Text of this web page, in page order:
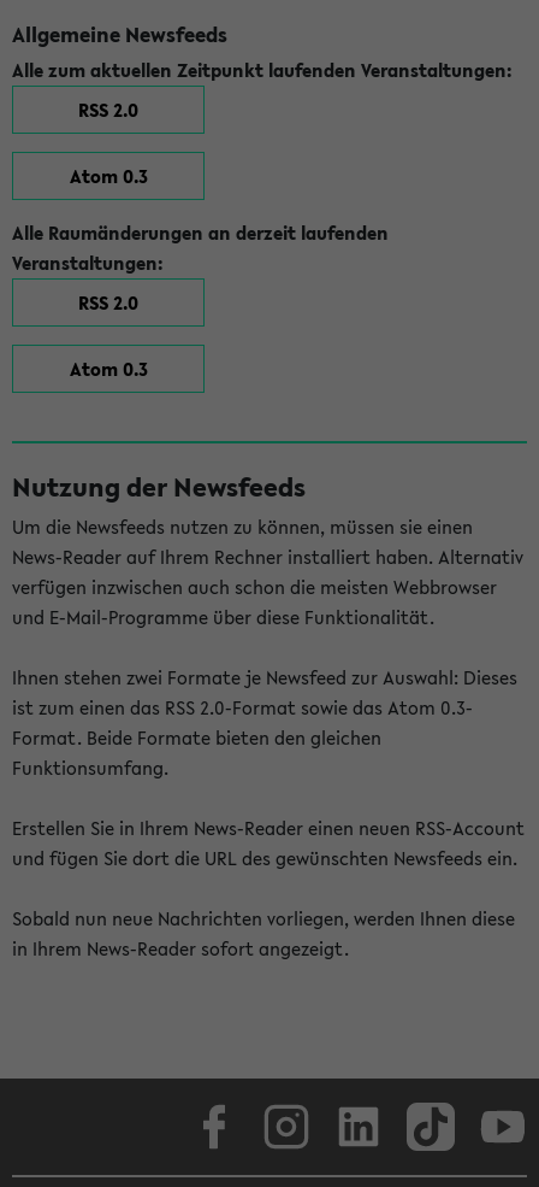
Allgemeine Newsfeeds
Alle zum aktuellen Zeitpunkt laufenden Veranstaltungen:
RSS 2.0
Atom 0.3
Alle Raumänderungen an derzeit laufenden
Veranstaltungen:
RSS 2.0
Atom 0.3
Nutzung der Newsfeeds
Um die Newsfeeds nutzen zu können, müssen sie einen
News-Reader auf Ihrem Rechner installiert haben. Alternativ
verfügen inzwischen auch schon die meisten Webbrowser
und E-Mail-Programme über diese Funktionalität.
Ihnen stehen zwei Formate je Newsfeed zur Auswahl: Dieses
ist zum einen das RSS 2.0-Format sowie das Atom 0.3-
Format. Beide Formate bieten den gleichen
Funktionsumfang.
Erstellen Sie in Ihrem News-Reader einen neuen RSS-Account
und fügen Sie dort die URL des gewünschten Newsfeeds ein.
Sobald nun neue Nachrichten vorliegen, werden Ihnen diese
in Ihrem News-Reader sofort angezeigt.